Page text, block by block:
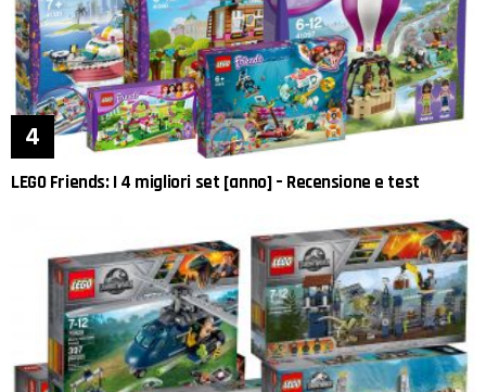
LEGO Friends: I 4 migliori set [anno] – Recensione e test